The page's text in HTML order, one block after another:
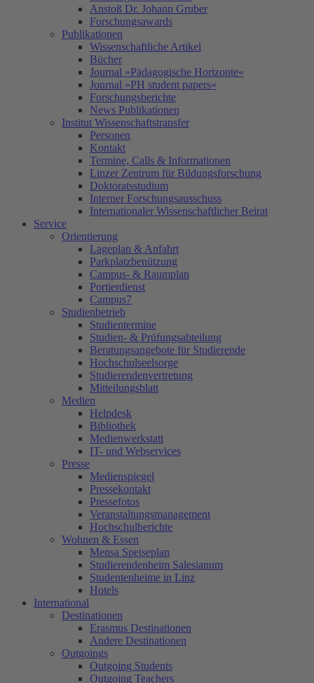
Anstoß Dr. Johann Gruber
Forschungsawards
Publikationen
Wissenschaftliche Artikel
Bücher
Journal »Pädagogische Horizonte«
Journal »PH student papers«
Forschungsberichte
News Publikationen
Institut Wissenschaftstransfer
Personen
Kontakt
Termine, Calls & Informationen
Linzer Zentrum für Bildungsforschung
Doktoratsstudium
Interner Forschungsausschuss
Internationaler Wissenschaftlicher Beirat
Service
Orientierung
Lageplan & Anfahrt
Parkplatzbenützung
Campus- & Raumplan
Portierdienst
Campus7
Studienbetrieb
Studientermine
Studien- & Prüfungsabteilung
Beratungsangebote für Studierende
Hochschulseelsorge
Studierendenvertretung
Mitteilungsblatt
Medien
Helpdesk
Bibliothek
Medienwerkstatt
IT- und Webservices
Presse
Medienspiegel
Pressekontakt
Pressefotos
Veranstaltungsmanagement
Hochschulberichte
Wohnen & Essen
Mensa Speiseplan
Studierendenheim Salesianum
Studentenheime in Linz
Hotels
International
Destinationen
Erasmus Destinationen
Andere Destinationen
Outgoings
Outgoing Students
Outgoing Teachers